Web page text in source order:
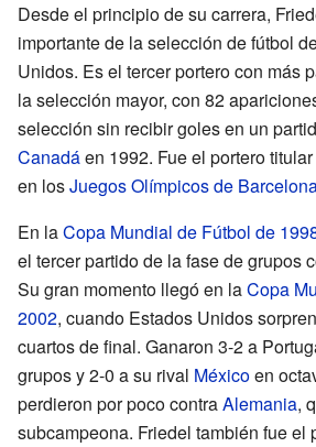
Desde el principio de su carrera,
importante de la selección de fútbol
Unidos. Es el tercer portero con más
la selección mayor, con 82
selección sin recibir goles en un
Canadáen 1992. Fue el portero
en losJuegos Olímpicos de
En laCopa Mundial de Fútbol de
el tercer partido de la fase de grupos
Su gran momento llegó en laCopa
2002, cuando Estados Unidos
cuartos de final. Ganaron 3-2 a
grupos y 2-0 a su rival Méxicoen
perdieron por poco contraAlemania,
subcampeona. Friedel también fue el